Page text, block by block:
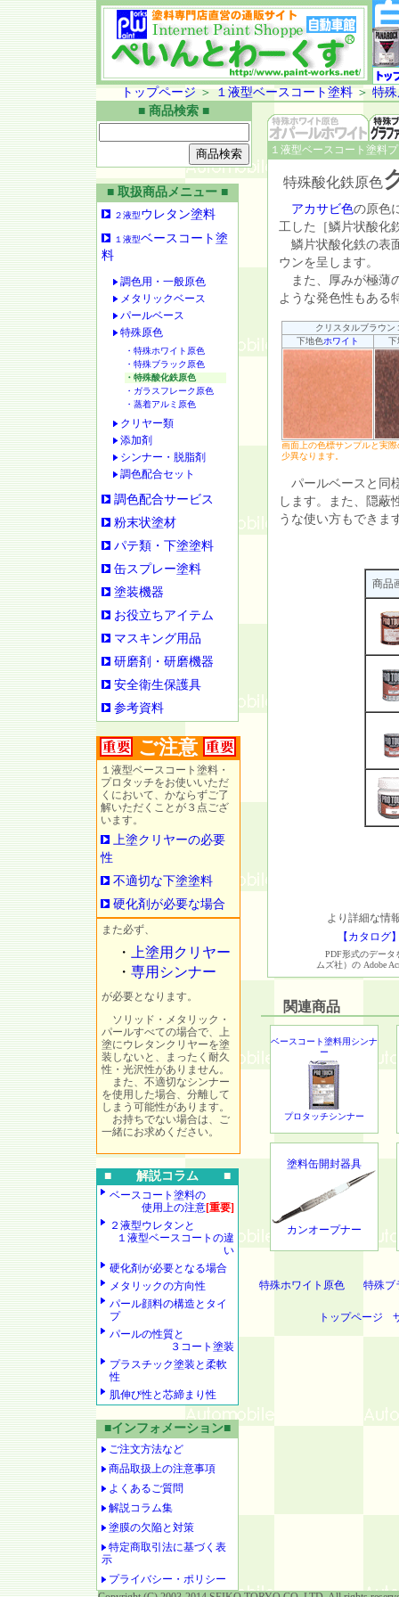
トップページ ＞ １液型ベースコート塗料＞ 特
■ 商品検索 ■
■ 取扱商品メニュー ■
２液型ウレタン塗料
１液型ベースコート塗
料
調色用・一般原色
メタリックベース
パールベース
特殊原色
・特殊ホワイト原色
・特殊ブラック原色
・特殊酸化鉄原色
・ガラスフレーク原色
・蒸着アルミ原色
クリヤー類
添加剤
シンナー・脱脂剤
調色配合セット
調色配合サービス
粉末状塗材
パテ類・下塗塗料
缶スプレー塗料
塗装機器
お役立ちアイテム
マスキング用品
研磨剤・研磨機器
安全衛生保護具
参考資料
ご注意
１液型ベースコート塗料・
プロタッチをお使いいただ
くにおいて、かならずご了
解いただくことが３点ござ
います。
上塗クリヤーの必要
性
不適切な下塗塗料
硬化剤が必要な場合
また必ず、
・
上塗用クリヤー
・ 専用シンナー
が必要となります。
ソリッド・メタリック・
パールすべての場合で、上
塗にウレタンクリヤーを塗
装しないと、まったく耐久
性・光沢性がありません。
また、不適切なシンナー
を使用した場合、分離して
しまう可能性があります。
お持ちでない場合は、ご
一緒にお求めください。
■ 解説コラム ■
ベースコート塗料の
使用上の注意[重要]
２液型ウレタンと
１液型ベースコートの違
い
硬化剤が必要となる場合
メタリックの方向性
パール顔料の構造とタイ
プ
パールの性質と
３コート塗装
プラスチック塗装と柔軟
性
肌伸び性と芯締まり性
■インフォメーション■
ご注文方法など
商品取扱上の注意事項
よくあるご質問
解説コラム集
塗膜の欠陥と対策
特定商取引法に基づく表
示
プライバシー・ポリシー
１液型ベースコート塗料
特殊酸化鉄原色
アカサビ色の原色
工した［鱗片状酸化
鱗片状酸化鉄の表
ウンを呈します。
また、厚みが極薄
ような発色性もある
クリスタルブラウン
下地色ホワイト 下
画面上の色標サンプルと実
少異なります。
パールベースと同
します。また、隠蔽
うな使い方もできま
商品
より詳細な情
【カタログ
PDF形式のデータ
ムズ社）の Adobe
関連商品
ベースコート塗料用シンナ
ー
プロタッチシンナー
塗料缶開封器具
カンオープナー
特殊ホワイト原色 特殊ブ
トップページ